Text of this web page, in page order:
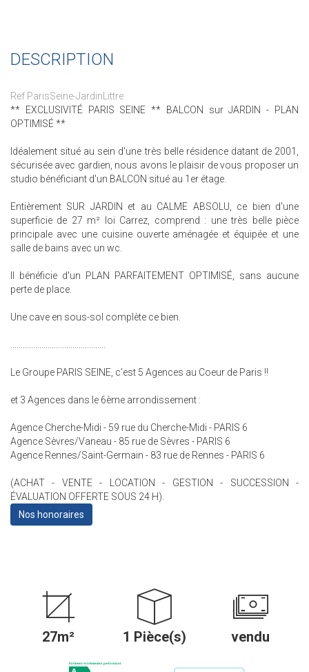
DESCRIPTION
Ref ParisSeine-JardinLittre
** EXCLUSIVITÉ PARIS SEINE ** BALCON sur JARDIN - PLAN
OPTIMISÉ **
Idéalement situé au sein d'une très belle résidence datant de 2001,
sécurisée avec gardien, nous avons le plaisir de vous proposer un
studio bénéficiant d'un BALCON situé au 1er étage.
Entièrement SUR JARDIN et au CALME ABSOLU, ce bien d'une
superficie de 27 m² loi Carrez, comprend : une très belle pièce
principale avec une cuisine ouverte aménagée et équipée et une
salle de bains avec un wc.
Il bénéficie d'un PLAN PARFAITEMENT OPTIMISÉ, sans aucune
perte de place.
Une cave en sous-sol complète ce bien.
..............................................
Le Groupe PARIS SEINE, c'est 5 Agences au Coeur de Paris !!
et 3 Agences dans le 6ème arrondissement :
Agence Cherche-Midi - 59 rue du Cherche-Midi - PARIS 6
Agence Sèvres/Vaneau - 85 rue de Sèvres - PARIS 6
Agence Rennes/Saint-Germain - 83 rue de Rennes - PARIS 6
(ACHAT - VENTE - LOCATION - GESTION - SUCCESSION -
ÉVALUATION OFFERTE SOUS 24 H).
Nos honoraires
27m² 1 Pièce(s) vendu